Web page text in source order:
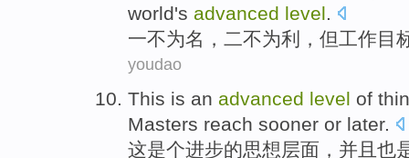
world's advanced level.
一不为名 ，二不为利 ， 但工作目
youdao
This is an advanced level of
Masters reach sooner or later.
这是个进步的思想层面 ， 并且 也